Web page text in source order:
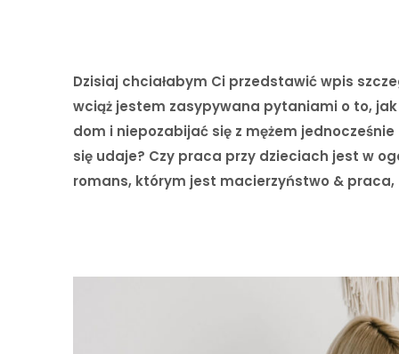
Dzisiaj chciałabym Ci przedstawić wpis
wciąż jestem zasypywana pytaniami o to,
dom i niepozabijać się z mężem jednocześnie
się udaje? Czy praca przy dzieciach jest w
romans, którym jest macierzyństwo & praca,